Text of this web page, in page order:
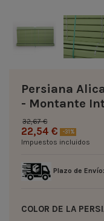
Persiana
- Montante
32,67 €
22,54 € -31%
Impuestos incluidos
Plazo de Envío:
COLOR DE LA